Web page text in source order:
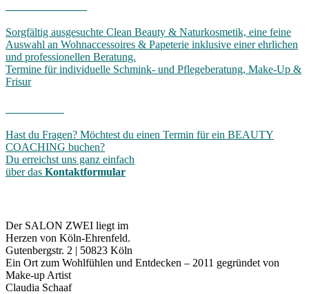
Sorgfältig ausgesuchte Clean Beauty & Naturkosmetik, eine feine
Auswahl an Wohnaccessoires & Papeterie inklusive einer ehrlichen
und professionellen Beratung.
Termine für individuelle Schmink- und Pflegeberatung, Make-Up &
Frisur
Hast du Fragen? Möchtest du einen Termin für ein BEAUTY
COACHING buchen?
Du erreichst uns ganz einfach
über das Kontaktformular
Der SALON ZWEI liegt im
Herzen von Köln-Ehrenfeld.
Gutenbergstr. 2 | 50823 Köln
Ein Ort zum Wohlfühlen und Entdecken – 2011 gegründet von
Make-up Artist
Claudia Schaaf